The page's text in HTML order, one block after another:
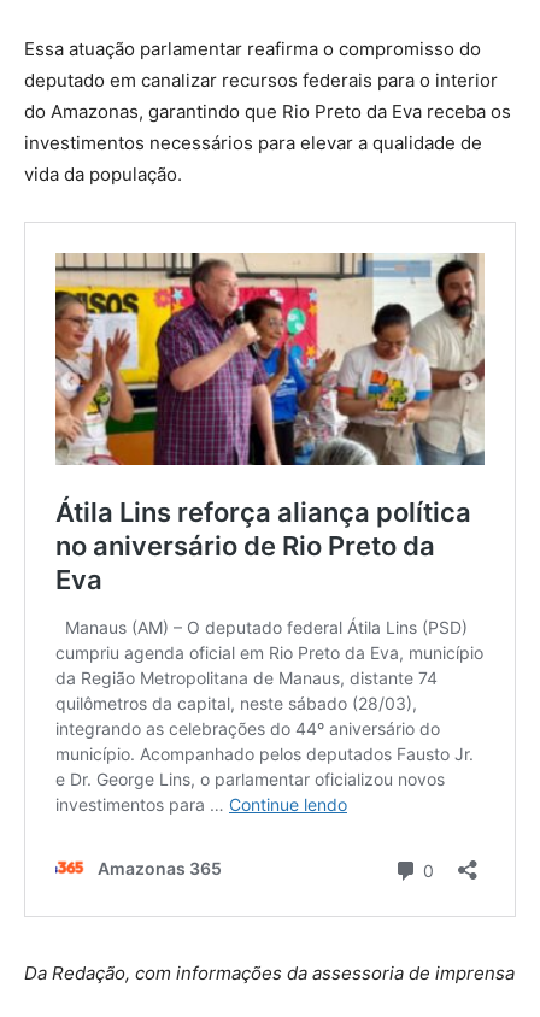
Essa atuação parlamentar reafirma o compromisso do
deputado em canalizar recursos federais para o interior
do Amazonas, garantindo que Rio Preto da Eva receba os
investimentos necessários para elevar a qualidade de
vida da população.
Da Redação, com informações da assessoria de imprensa